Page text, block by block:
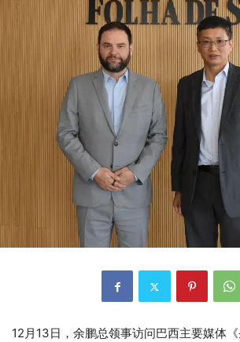
12月13日，余鹏总领事访问巴西主要媒体